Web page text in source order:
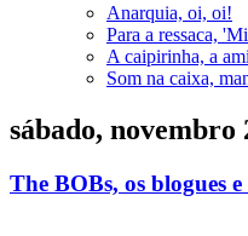
Anarquia, oi, oi!
Para a ressaca,
A caipirinha, a
Som na caixa,
sábado, novembro
The BOBs, os blogues